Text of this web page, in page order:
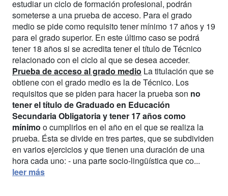
estudiar un ciclo de formación profesional, podrán
someterse a una prueba de acceso. Para el grado
medio se pide como requisito tener mínimo 17 años y 19
para el grado superior. En este último caso se podrá
tener 18 años si se acredita tener el título de Técnico
relacionado con el ciclo al que se desea acceder.
Prueba de acceso al grado medio La titulación que se
obtiene con el grado medio es la de Técnico. Los
requisitos que se piden para hacer la prueba son no
tener el título de Graduado en Educación
Secundaria Obligatoria y tener 17 años como
mínimo o cumplirlos en el año en el que se realiza la
prueba. Ésta se divide en tres partes, que se subdividen
en varios ejercicios y que tienen una duración de una
hora cada uno: - una parte socio-lingüística que co...
leer más